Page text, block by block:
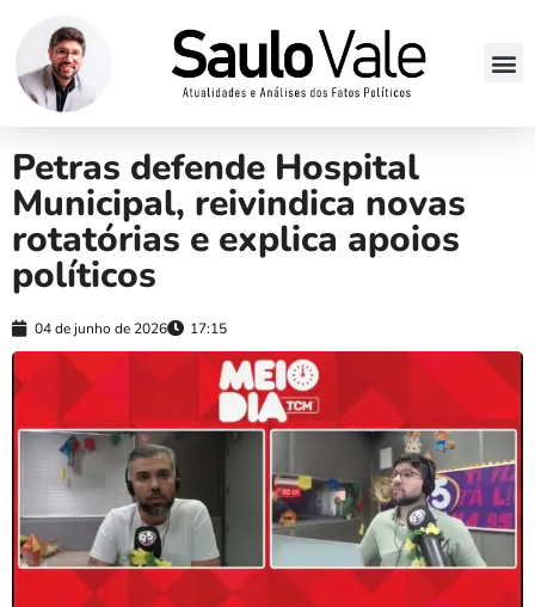
Petras defende Hospital
Municipal, reivindica novas
rotatórias e explica apoios
políticos
04 de junho de 2026 17:15